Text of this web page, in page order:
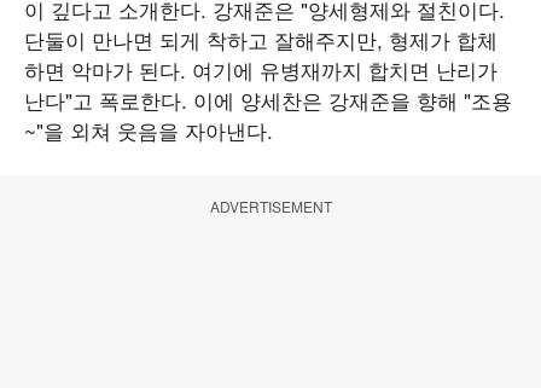
이 깊다고 소개한다. 강재준은 "양세형제와 절친이다.
단둘이 만나면 되게 착하고 잘해주지만, 형제가 합체
하면 악마가 된다. 여기에 유병재까지 합치면 난리가
난다"고 폭로한다. 이에 양세찬은 강재준을 향해 "조용
~"을 외쳐 웃음을 자아낸다.
ADVERTISEMENT